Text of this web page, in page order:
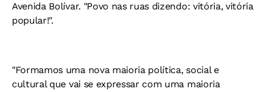
Avenida Bolívar. "Povo nas ruas dizendo: vitória, vitória
popular!".
"Formamos uma nova maioria política, social e
cultural que vai se expressar com uma maioria